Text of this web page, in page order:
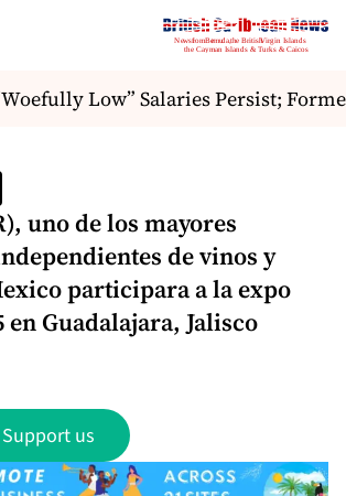
Low” Salaries Persist;
uno de los mayores
de vinos y
participara a la expo
en Guadalajara, Jalisco
Support us